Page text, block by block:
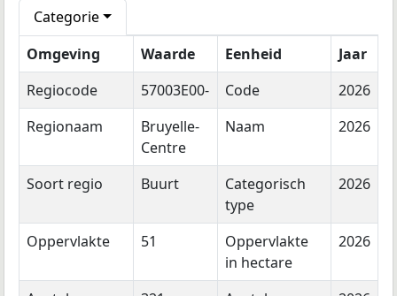
Categorie
Omgeving
Waarde Eenheid
Jaar
Regiocode
57003E00- Code
2026
Regionaam
Bruyelle-
Centre
Naam 2026
Soort regio Buurt
Categorisch
type
2026
Oppervlakte 51
Oppervlakte
in hectare
2026